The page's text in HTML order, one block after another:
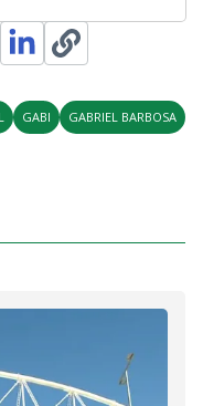
GABI
GABRIEL BARBOSA